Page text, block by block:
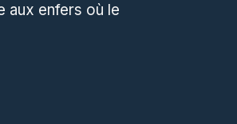
aux enfers où le